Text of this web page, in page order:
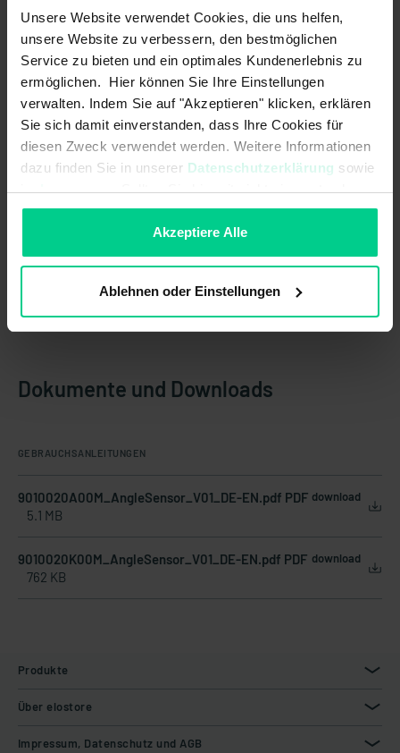
Unsere Website verwendet Cookies, die uns helfen,
unsere Website zu verbessern, den bestmöglichen
Service zu bieten und ein optimales Kundenerlebnis zu
ermöglichen. Hier können Sie Ihre Einstellungen
verwalten. Indem Sie auf "Akzeptieren" klicken, erklären
Sie sich damit einverstanden, dass Ihre Cookies für
diesen Zweck verwendet werden. Weitere Informationen
dazu finden Sie in unserer Datenschutzerklärung sowie
imImpressum. Sollten Sie hiermit nicht einverstanden
sein, können Sie die Verwendung von Cookies hier
Akzeptiere Alle
Ablehnen oder Einstellungen
In den Warenkorb
Angebot erstellen
Ursprungsland Deutschland
Artikelgewicht 0.06 kg
90318020
Dokumente und Downloads
GEBRAUCHSANLEITUNGEN
9010020A00M_AngleSensor_V01_DE-EN.pdf PDF
5.1 MB
download
9010020K00M_AngleSensor_V01_DE-EN.pdf PDF
762 KB
download
Produkte
Über elostore
Impressum, Datenschutz und AGB